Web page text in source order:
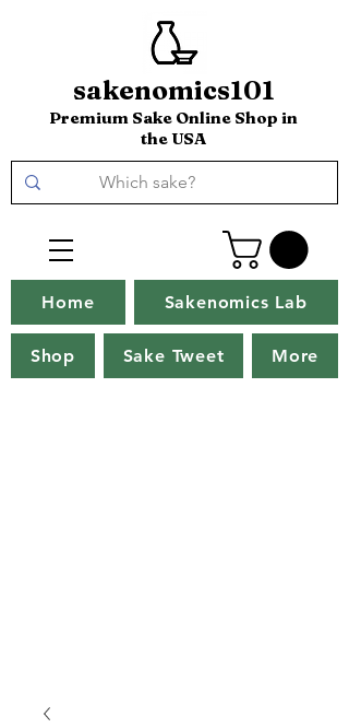
sakenomics101
Premium Sake Online Shop in
the USA
Home Sakenomics Lab
Shop Sake Tweet More